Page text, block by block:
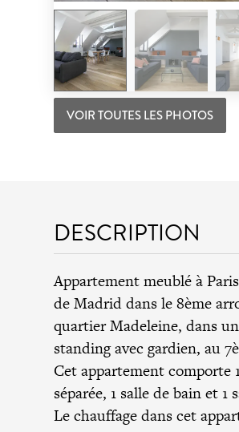
VOIR TOUTES LES PHOTOS
DESCRIPTION
Appartement meublé à
de Madrid dans le8ème
quartier Madeleine, dans
standing avec gardien, au
Cet appartement comporte
séparée, 1 salle de bain et 1
Le chauffage dans cet